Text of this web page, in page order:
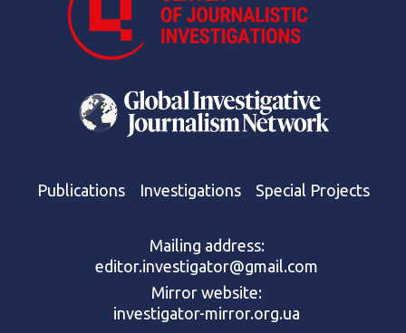
Publications Investigations Special Projects
Mailing address:
editor.investigator@gmail.com
Mirror website:
investigator-mirror.org.ua